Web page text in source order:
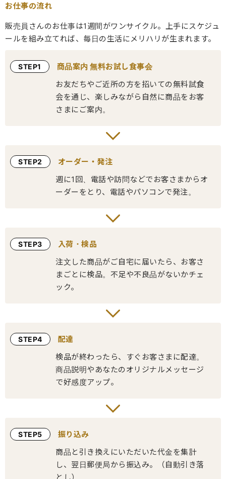
お仕事の流れ
販売員さんのお仕事は1週間がワンサイクル。上手にスケジュ
ールを組み立てれば、毎日の生活にメリハリが生まれます。
STEP1
商品案内 無料お試し食事会
お友だちやご近所の方を招いての無料試食
会を通じ、楽しみながら自然に商品をお客
さまにご案内。
STEP2
オーダー・発注
週に1回、電話や訪問などでお客さまからオ
ーダーをとり、電話やパソコンで発注。
STEP3
入荷・検品
注文した商品がご自宅に届いたら、お客さ
まごとに検品。不足や不良品がないかチェ
ック。
STEP4
配達
検品が終わったら、すぐお客さまに配達。
商品説明やあなたのオリジナルメッセージ
で好感度アップ。
STEP5
振り込み
商品と引き換えにいただいた代金を集計
し、翌日郵便局から振込み。（自動引き落